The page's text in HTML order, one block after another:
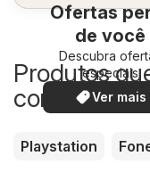
Ofertas
de você
Descubra
especiais
Ver mais
Produtos
com
Playstation